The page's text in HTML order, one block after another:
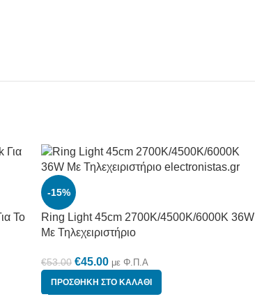
Το
-15%
Ring Light 45cm 2700K/4500K/6000K 36W
Με Τηλεχειριστήριο
€53.00 €45.00 με Φ.Π.Α
ΠΡΟΣΘΉΚΗ ΣΤΟ ΚΑΛΆΘΙ